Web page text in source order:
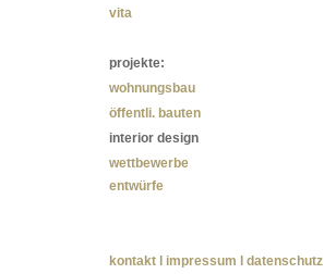
vita
projekte:
wohnungsbau
öffentli. bauten
interior design
wettbewerbe
entwürfe
kontakt l impressum l datenschutz